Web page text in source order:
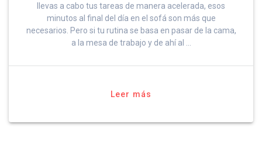
llevas a cabo tus tareas de manera acelerada, esos
minutos al final del día en el sofá son más que
necesarios. Pero si tu rutina se basa en pasar de la cama,
a la mesa de trabajo y de ahí al …
Leer más